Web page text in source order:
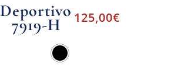
Deportivo
7919-H 125,00€